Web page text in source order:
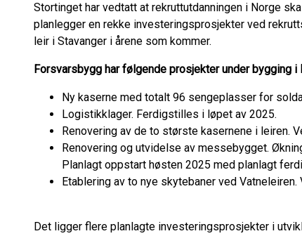
Stortinget har vedtatt at rekruttutdanningen i Norge
planlegger en rekke investeringsprosjekter ved
leir i Stavanger i årene som kommer.
Forsvarsbygg har følgende prosjekter under bygging
Ny kaserne med totalt 96 sengeplasser for
Logistikklager. Ferdigstilles i løpet av 2025.
Renovering av de to største kasernene i leiren.
Renovering og utvidelse av messebygget.
Planlagt oppstart høsten 2025 med planlagt
Etablering av to nye skytebaner ved
Det ligger flere planlagte investeringsprosjekter i